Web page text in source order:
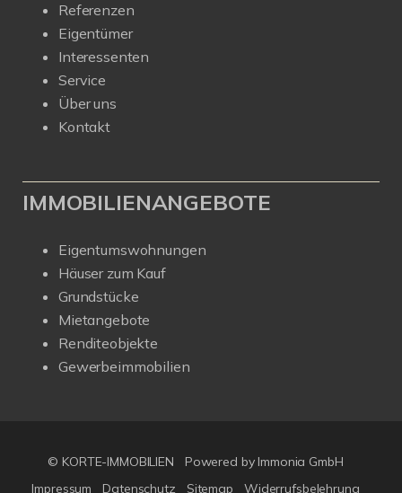
Referenzen
Eigentümer
Interessenten
Service
Über uns
Kontakt
IMMOBILIENANGEBOTE
Eigentumswohnungen
Häuser zum Kauf
Grundstücke
Mietangebote
Renditeobjekte
Gewerbeimmobilien
© KORTE-IMMOBILIEN
Powered by Immonia GmbH
Impressum
Datenschutz Sitemap Widerrufsbelehrung